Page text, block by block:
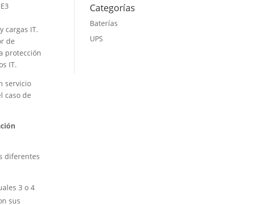
cargas IT.
de
protección
IT.
servicio
caso de
diferentes
3 o 4
sus
Categorías
Baterías
UPS